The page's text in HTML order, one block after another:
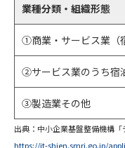
業種分類・組織形態
①商業・サービス業（
②サービス業のうち宿
③製造業その他
出典：中小企業基盤整備機構
https://it-shien.smrj.go.jp/